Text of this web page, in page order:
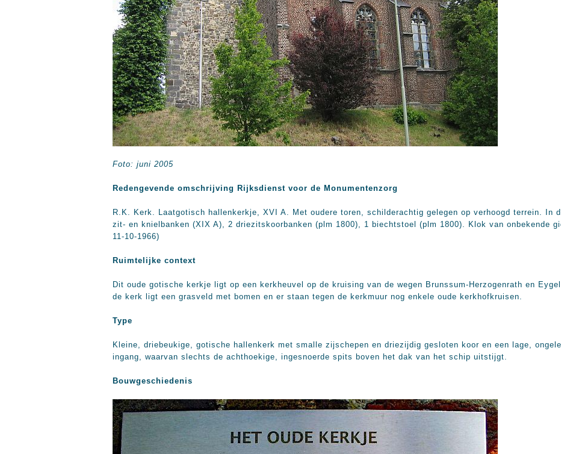
Foto: juni 2005
Redengevende omschrijving Rijksdienst voor de Monumentenzorg
R.K. Kerk. Laatgotisch hallenkerkje, XVI A. Met oudere toren, schilderachtig gelegen op verhoogd terrein. In
zit- en knielbanken (XIX A), 2 driezitskoorbanken (plm 1800), 1 biechtstoel (plm 1800). Klok van onbekende
11-10-1966)
Ruimtelijke context
Dit oude gotische kerkje ligt op een kerkheuvel op de kruising van de wegen Brunssum-Herzogenrath en
de kerk ligt een grasveld met bomen en er staan tegen de kerkmuur nog enkele oude kerkhofkruisen.
Type
Kleine, driebeukige, gotische hallenkerk met smalle zijschepen en driezijdig gesloten koor en een lage,
ingang, waarvan slechts de achthoekige, ingesnoerde spits boven het dak van het schip uitstijgt.
Bouwgeschiedenis